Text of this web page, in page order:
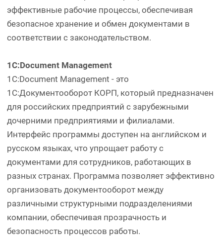
эффективные рабочие процессы, обеспечивая
безопасное хранение и обмен документами в
соответствии с законодательством.
1С:Document Management
1С:Document Management - это
1С:Документооборот КОРП, который предназначен
для российских предприятий с зарубежными
дочерними предприятиями и филиалами.
Интерфейс программы доступен на английском и
русском языках, что упрощает работу с
документами для сотрудников, работающих в
разных странах. Программа позволяет эффективно
организовать документооборот между
различными структурными подразделениями
компании, обеспечивая прозрачность и
безопасность процессов работы.